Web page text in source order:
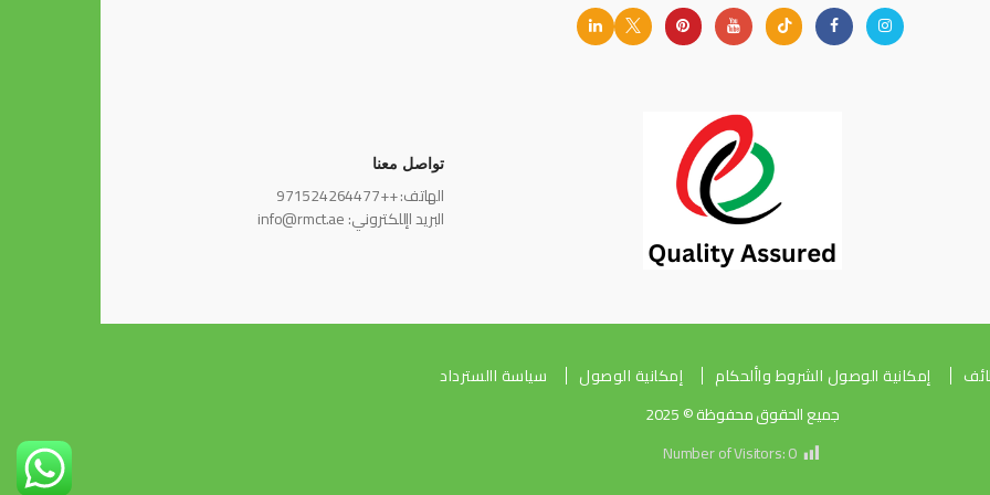
تواصل معنا
الهاتف: ++971524264477
البريد اإللكتروني: info@rmct.ae
إمكانية الوصول الشروط واألحكام إمكانية الوصول
سياسة االسترداد
جميع الحقوق محفوظة © 2025
Number of Visitors:0